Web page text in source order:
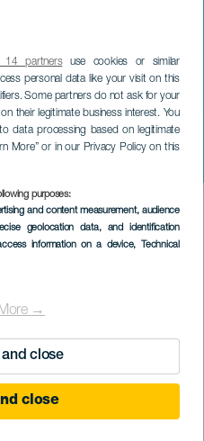
14 partnersuse cookies or similar
personal data like your visit on this
Some partners do not ask for your
their legitimate business interest. You
data processing based on legitimate
More” or in our Privacy Policy on this
purposes:
and content measurement, audience
geolocation data, and identification
information on a device, Technical
→
close
close
e